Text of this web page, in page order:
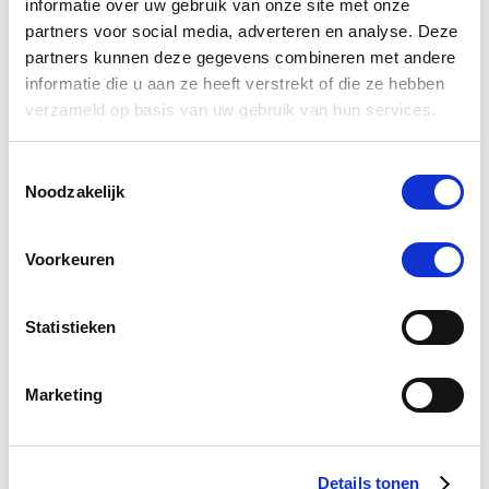
informatie over uw gebruik van onze site met onze
partners voor social media, adverteren en analyse. Deze
partners kunnen deze gegevens combineren met andere
informatie die u aan ze heeft verstrekt of die ze hebben
verzameld op basis van uw gebruik van hun services.
Noodzakelijk
Voorkeuren
Statistieken
Marketing
Details tonen
Deken Bucas Irish 50g Big
Neck Black
€ 109,01
Bucas
0 Beoordelingen
Stel Een Vraag
BEOORDELINGEN VRAGEN